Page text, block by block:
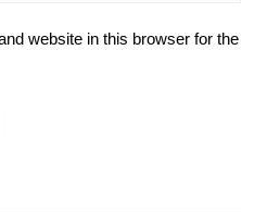
website in this browser for the